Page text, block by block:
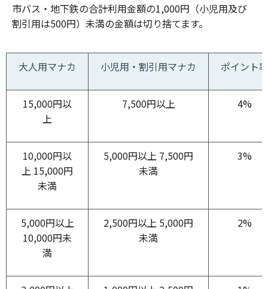
市バス・地下鉄の合計利用金額の1,000円（小児用及び
割引用は500円）未満の金額は切り捨てます。
大人用マナカ 小児用・割引用マナカ ポイント率
15,000円以
上
7,500円以上 4%
10,000円以
上 15,000円
未満
5,000円以上 7,500円
未満
3%
5,000円以上
10,000円未
満
2,500円以上 5,000円
未満
2%